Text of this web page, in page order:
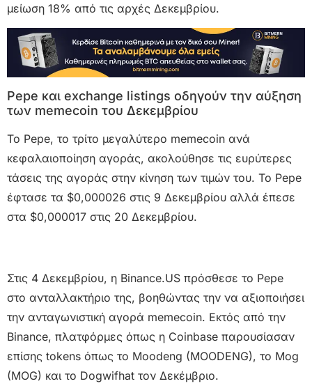
μείωση 18% από τις αρχές Δεκεμβρίου.
Pepe και exchange listings οδηγούν την αύξηση
των memecoin του Δεκεμβρίου
Το Pepe, το τρίτο μεγαλύτερο memecoin ανά
κεφαλαιοποίηση αγοράς, ακολούθησε τις ευρύτερες
τάσεις της αγοράς στην κίνηση των τιμών του. Το Pepe
έφτασε τα $0,000026 στις 9 Δεκεμβρίου αλλά έπεσε
στα $0,000017 στις 20 Δεκεμβρίου.
Στις 4 Δεκεμβρίου, η Binance.US πρόσθεσε το Pepe
στο ανταλλακτήριο της, βοηθώντας την να αξιοποιήσει
την ανταγωνιστική αγορά memecoin. Εκτός από την
Binance, πλατφόρμες όπως η Coinbase παρουσίασαν
επίσης tokens όπως το Moodeng (MOODENG), το Mog
(MOG) και το Dogwifhat τον Δεκέμβριο.